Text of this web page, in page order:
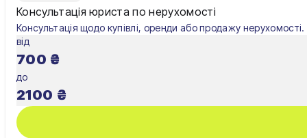
Консультація юриста по нерухомості
Консультація щодо купівлі, оренди або продажу нерухомості.
від
700 ₴
до
2100 ₴